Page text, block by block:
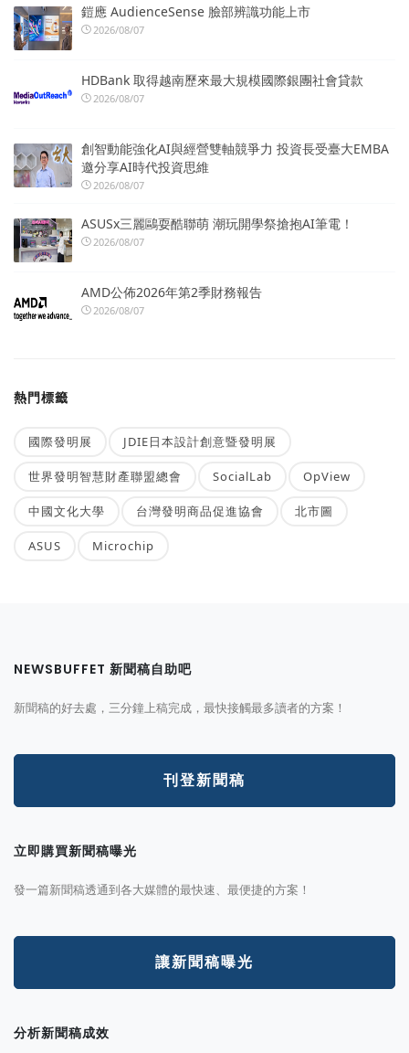
鎧應 AudienceSense 臉部辨識功能上市
2026/08/07
HDBank 取得越南歷來最大規模國際銀團社會貸款
2026/08/07
創智動能強化AI與經營雙軸競爭力 投資長受臺大EMBA
邀分享AI時代投資思維
2026/08/07
ASUSx三麗鷗耍酷聯萌 潮玩開學祭搶抱AI筆電！
2026/08/07
AMD公佈2026年第2季財務報告
2026/08/07
熱門標籤
國際發明展 JDIE日本設計創意暨發明展
世界發明智慧財產聯盟總會 SocialLab OpView
中國文化大學 台灣發明商品促進協會 北市圖
ASUS Microchip
NEWSBUFFET 新聞稿自助吧
新聞稿的好去處，三分鐘上稿完成，最快接觸最多讀者的方案！
刊登新聞稿
立即購買新聞稿曝光
發一篇新聞稿透通到各大媒體的最快速、最便捷的方案！
讓新聞稿曝光
分析新聞稿成效